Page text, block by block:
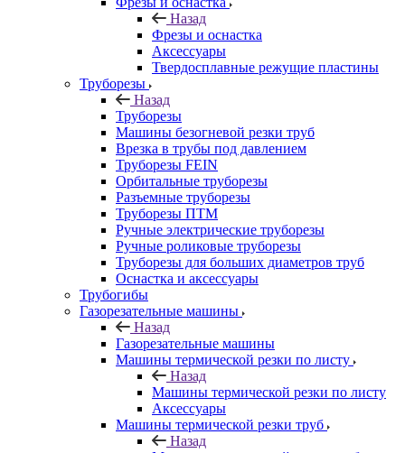
Назад
Фрезы и оснастка
Аксессуары
Твердосплавные режущие пластины
Труборезы
Назад
Труборезы
Машины безогневой резки труб
Врезка в трубы под давлением
Труборезы FEIN
Орбитальные труборезы
Разъемные труборезы
Труборезы ПТМ
Ручные электрические труборезы
Ручные роликовые труборезы
Труборезы для больших диаметров труб
Оснастка и аксессуары
Трубогибы
Газорезательные машины
Назад
Газорезательные машины
Машины термической резки по листу
Назад
Машины термической резки по листу
Аксессуары
Машины термической резки труб
Назад